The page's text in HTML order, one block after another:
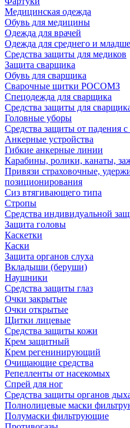
Медицинская одежда
Обувь для медицины
Одежда для врачей
Одежда для среднего и
Средства защиты для медиков
Защита сварщика
Обувь для сварщика
Сварочные щитки РОСОМЗ
Спецодежда для сварщика
Средства защиты для
Головные уборы
Средства защиты от падения
Анкерные устройства
Гибкие анкерные линии
Карабины, ролики, канаты,
Привязи страховочные,
позиционирования
Сиз втягивающего типа
Стропы
Средства индивидуальной
Защита головы
Каскетки
Каски
Защита органов слуха
Вкладыши (беруши)
Наушники
Средства защиты глаз
Очки закрытые
Очки открытые
Щитки лицевые
Средства защиты кожи
Крем защитный
Крем регенинирующий
Очищающие средства
Репелленты от насекомых
Спрей для ног
Средства защиты органов
Полнолицевые маски
Полумаски фильтрующие